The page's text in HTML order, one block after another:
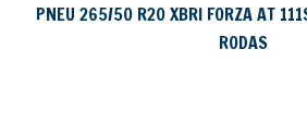
PNEU 265/50 R20 XBRI FORZA AT
RODAS